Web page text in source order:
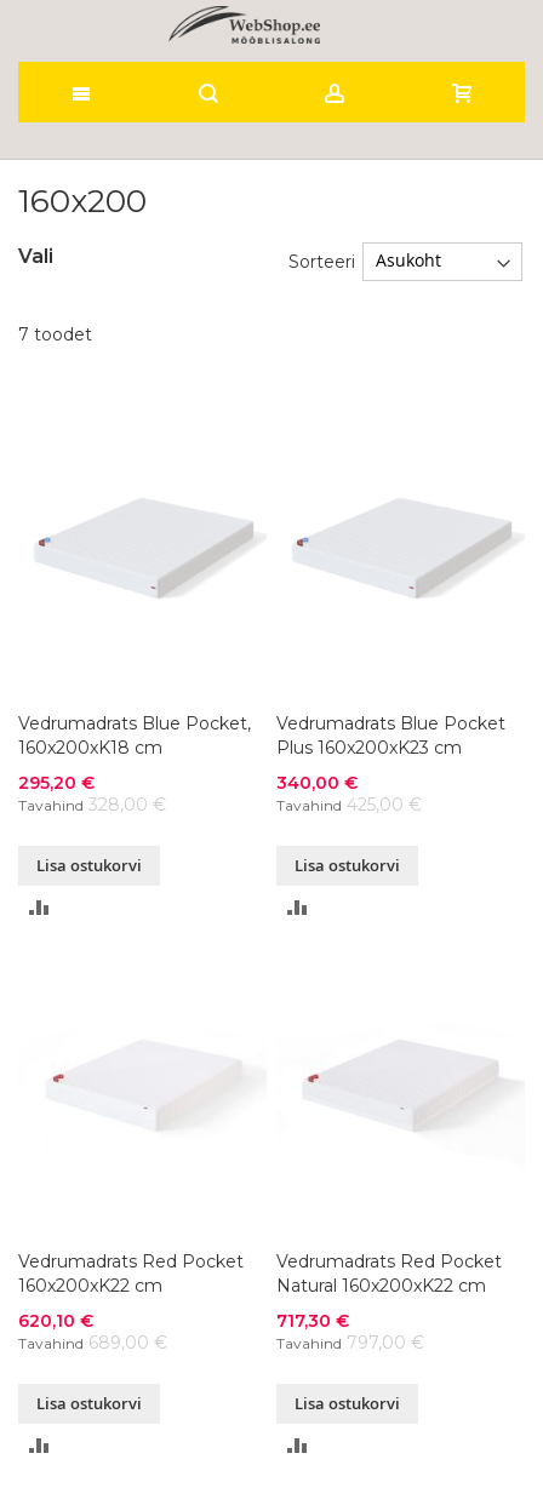
to
160x200
7 toodet
Sorteeri
Vedrumadrats Blue Pocket,
160x200xK18 cm
Soodushind
295,20 €
Tavahind 328,00 €
Lisa ostukorvi
Vedrumadrats Blue Pocket
Plus 160x200xK23 cm
Soodushind
340,00 €
Tavahind 425,00 €
Lisa ostukorvi
Vedrumadrats Red Pocket
160x200xK22 cm
Soodushind
620,10 €
Tavahind 689,00 €
Lisa ostukorvi
Vedrumadrats Red Pocket
Natural 160x200xK22 cm
Soodushind
717,30 €
Tavahind 797,00 €
Lisa ostukorvi
Vali